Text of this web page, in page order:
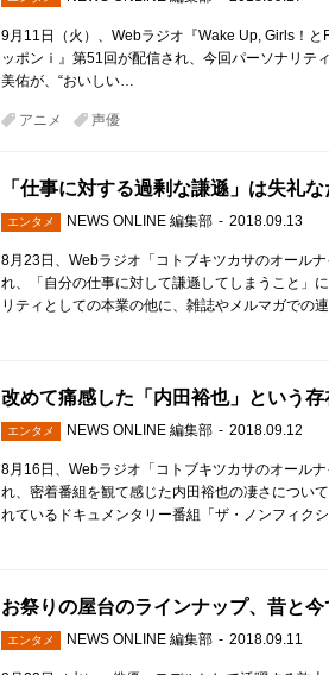
9月11日（火）、Webラジオ『Wake Up, Girls！
ッポンｉ』第51回が配信され、今回パーソナリテ
美佑が、“おいしい…
アニメ 声優
「仕事に対する過剰な謙遜」は失礼な
エンタメ NEWS ONLINE 編集部 2018.09.13
8月23日、Webラジオ「コトブキツカサのオール
れ、「自分の仕事に対して謙遜してしまうこと」
リティとしての本業の他に、雑誌やメルマガでの
改めて痛感した「内田裕也」という存
エンタメ NEWS ONLINE 編集部 2018.09.12
8月16日、Webラジオ「コトブキツカサのオール
れ、密着番組を観て感じた内田裕也の凄さについ
れているドキュメンタリー番組「ザ・ノンフィク
お祭りの屋台のラインナップ、昔と今
エンタメ NEWS ONLINE 編集部 2018.09.11